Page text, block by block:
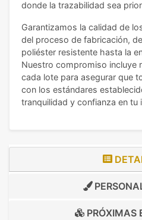
donde la trazabilidad sea
Garantizamos la calidad de
del proceso de fabricación,
poliéster resistente hasta la
Nuestro compromiso incluye
cada lote para asegurar que
con los estándares
tranquilidad y confianza en tu
PRÓXIMAS